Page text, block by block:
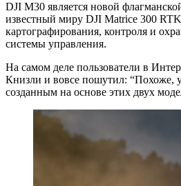
DJI M30 является новой
известный миру DJI Matrice 300
картографирования, контроля и
системы управления.
На самом деле пользователи в
Книзли и вовсе пошутил: “Похоже,
созданным на основе этих двух